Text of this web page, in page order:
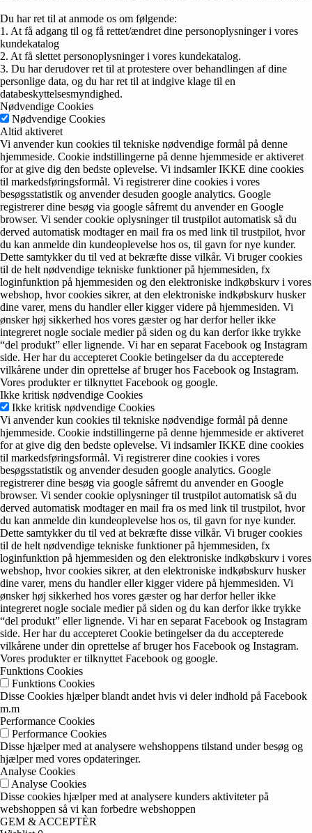
Du har ret til at anmode os om følgende:
1. At få adgang til og få rettet/ændret dine personoplysninger i vores
kundekatalog
2. At få slettet personoplysninger i vores kundekatalog.
3. Du har derudover ret til at protestere over behandlingen af dine
personlige data, og du har ret til at indgive klage til en
databeskyttelsesmyndighed.
Nødvendige Cookies
Nødvendige Cookies
Altid aktiveret
Vi anvender kun cookies til tekniske nødvendige formål på denne
hjemmeside. Cookie indstillingerne på denne hjemmeside er aktiveret
for at give dig den bedste oplevelse. Vi indsamler IKKE dine cookies
til markedsføringsformål. Vi registrerer dine cookies i vores
besøgsstatistik og anvender desuden google analytics. Google
registrerer dine besøg via google såfremt du anvender en Google
browser. Vi sender cookie oplysninger til trustpilot automatisk så du
derved automatisk modtager en mail fra os med link til trustpilot, hvor
du kan anmelde din kundeoplevelse hos os, til gavn for nye kunder.
Dette samtykker du til ved at bekræfte disse vilkår. Vi bruger cookies
til de helt nødvendige tekniske funktioner på hjemmesiden, fx
loginfunktion på hjemmesiden og den elektroniske indkøbskurv i vores
webshop, hvor cookies sikrer, at den elektroniske indkøbskurv husker
dine varer, mens du handler eller kigger videre på hjemmesiden. Vi
ønsker høj sikkerhed hos vores gæster og har derfor heller ikke
integreret nogle sociale medier på siden og du kan derfor ikke trykke
“del produkt” eller lignende. Vi har en separat Facebook og Instagram
side. Her har du accepteret Cookie betingelser da du accepterede
vilkårene under din oprettelse af bruger hos Facebook og Instagram.
Vores produkter er tilknyttet Facebook og google.
Ikke kritisk nødvendige Cookies
Ikke kritisk nødvendige Cookies
Vi anvender kun cookies til tekniske nødvendige formål på denne
hjemmeside. Cookie indstillingerne på denne hjemmeside er aktiveret
for at give dig den bedste oplevelse. Vi indsamler IKKE dine cookies
til markedsføringsformål. Vi registrerer dine cookies i vores
besøgsstatistik og anvender desuden google analytics. Google
registrerer dine besøg via google såfremt du anvender en Google
browser. Vi sender cookie oplysninger til trustpilot automatisk så du
derved automatisk modtager en mail fra os med link til trustpilot, hvor
du kan anmelde din kundeoplevelse hos os, til gavn for nye kunder.
Dette samtykker du til ved at bekræfte disse vilkår. Vi bruger cookies
til de helt nødvendige tekniske funktioner på hjemmesiden, fx
loginfunktion på hjemmesiden og den elektroniske indkøbskurv i vores
webshop, hvor cookies sikrer, at den elektroniske indkøbskurv husker
dine varer, mens du handler eller kigger videre på hjemmesiden. Vi
ønsker høj sikkerhed hos vores gæster og har derfor heller ikke
integreret nogle sociale medier på siden og du kan derfor ikke trykke
“del produkt” eller lignende. Vi har en separat Facebook og Instagram
side. Her har du accepteret Cookie betingelser da du accepterede
vilkårene under din oprettelse af bruger hos Facebook og Instagram.
Vores produkter er tilknyttet Facebook og google.
Funktions Cookies
Funktions Cookies
Disse Cookies hjælper blandt andet hvis vi deler indhold på Facebook
m.m
Performance Cookies
Performance Cookies
Disse hjælper med at analysere wehshoppens tilstand under besøg og
hjælper med vores opdateringer.
Analyse Cookies
Analyse Cookies
Disse cookies hjælper med at analysere kunders aktiviteter på
webshoppen så vi kan forbedre webshoppen
GEM & ACCEPTÈR